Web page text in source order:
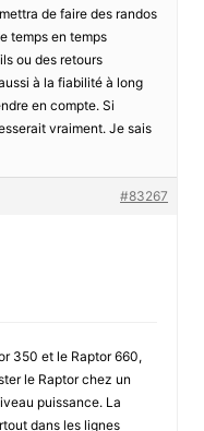
de faire des randos
temps en temps
ou des retours
à la fiabilité à long
en compte. Si
vraiment. Je sais
#83267
350 et le Raptor 660,
le Raptor chez un
puissance. La
dans les lignes